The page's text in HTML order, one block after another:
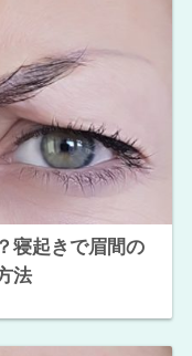
寝起きで眉間の
法